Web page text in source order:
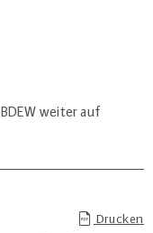
BDEW weiter auf
Drucken